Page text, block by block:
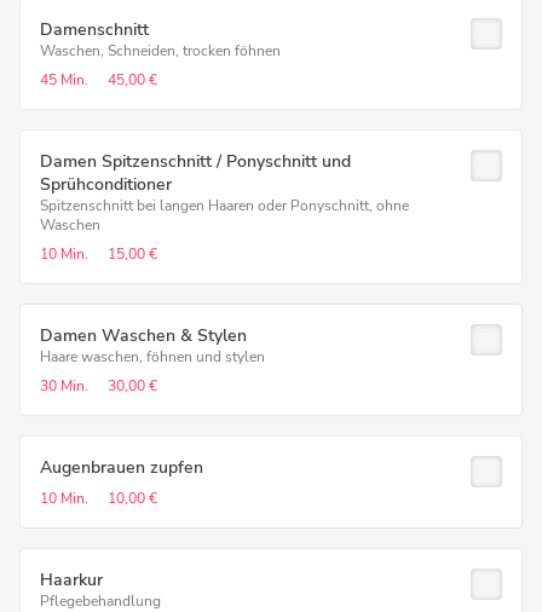
Damenschnitt
Waschen, Schneiden, trocken föhnen
45 Min.
45,00 €
Damen Spitzenschnitt / Ponyschnitt und
Sprühconditioner
Spitzenschnitt bei langen Haaren oder Ponyschnitt, ohne
Waschen
10 Min.
15,00 €
Damen Waschen & Stylen
Haare waschen, föhnen und stylen
30 Min.
30,00 €
Augenbrauen zupfen
10 Min. 10,00 €
Haarkur
Pflegebehandlung